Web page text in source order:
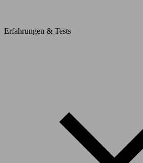
Erfahrungen & Tests